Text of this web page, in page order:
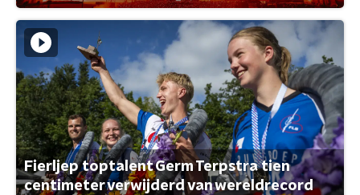
Fierljep toptalent Germ Terpstra tien
centimeter verwijderd van wereldrecord